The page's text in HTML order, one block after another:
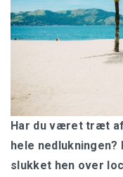
Har du været træt
hele
slukket hen over